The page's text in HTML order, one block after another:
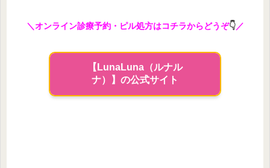
＼オンライン診療予約・ピル処方はコチラからどうぞ👇／
【LunaLuna（ルナル
ナ）】の公式サイト